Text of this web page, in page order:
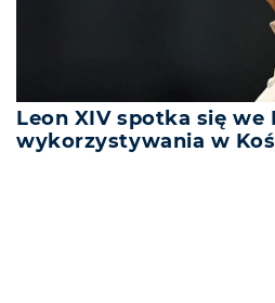
Leon XIV spotka się
wykorzystywania w